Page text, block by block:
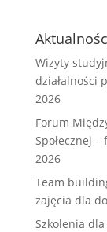
Wizyty
działalności
2026
Forum
Społecznej
2026
Team
zajęcia dla
Szkolenia